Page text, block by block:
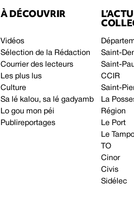
À DÉCOUVRIR
Vidéos
Sélection de la Rédaction
Courrier des lecteurs
Les plus lus
Culture
Sa lé kalou, sa lé gadyamb
Lo gou mon péi
Publireportages
Saint-
Saint-
CCIR
Saint-
La
Région
Le Port
Le
TO
Cinor
Civis
Sidélec